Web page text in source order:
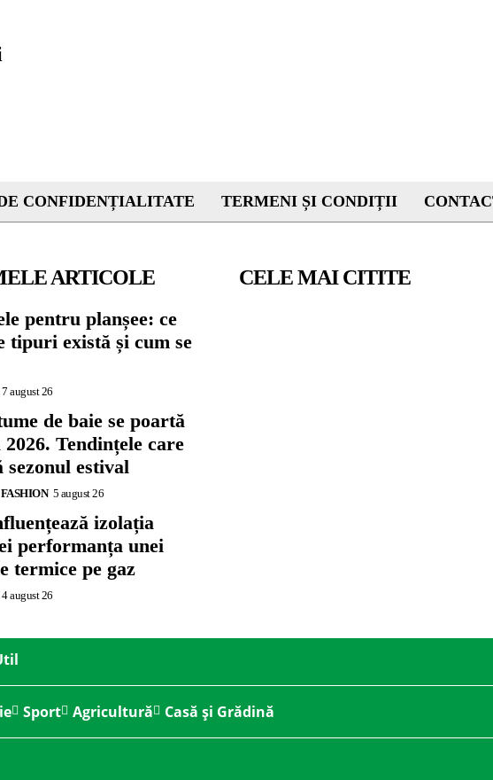
CONFIDENȚIALITATE TERMENI ȘI CONDIȚII
ARTICOLE
pentru planșee: ce
tipuri există și cum se
7 august 26
de baie se poartă
Tendințele care
sezonul estival
5 august 26
izolația
performanța unei
termice pe gaz
4 august 26
CELE MAI CITITE
Sport Agricultură Casă și Grădină